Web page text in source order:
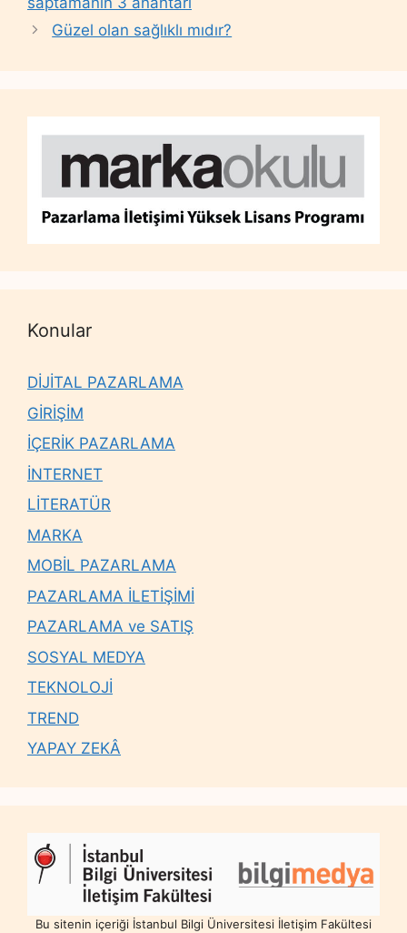
Güzel olan sağlıklı mıdır?
Konular
DİJİTAL PAZARLAMA
GİRİŞİM
İÇERİK PAZARLAMA
İNTERNET
LİTERATÜR
MARKA
MOBİL PAZARLAMA
PAZARLAMA İLETİŞİMİ
PAZARLAMA ve SATIŞ
SOSYAL MEDYA
TEKNOLOJİ
TREND
YAPAY ZEKÂ
Bu sitenin içeriği İstanbul Bilgi Üniversitesi İletişim Fakültesi